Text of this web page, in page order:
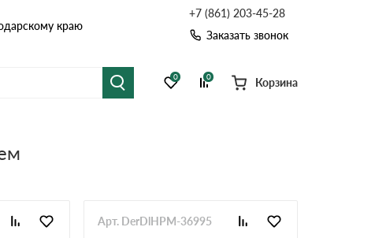
краю
+7 (861) 203-45-28
Заказать звонок
Водосточные системы Софиты
0 0 Корзина
Арт. DerDlHPM-36995